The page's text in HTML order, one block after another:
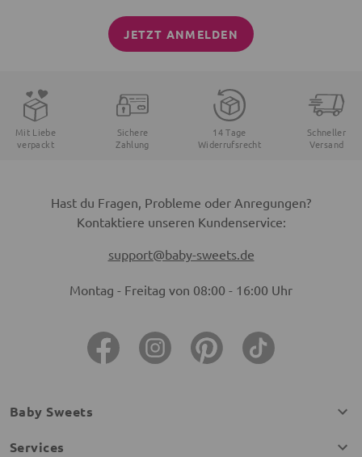
JETZT ANMELDEN
Mit Liebe
verpackt
Sichere
Zahlung
14 Tage
Widerrufsrecht
Schneller
Versand
Hast du Fragen, Probleme oder Anregungen?
Kontaktiere unseren Kundenservice:
support@baby-sweets.de
Montag - Freitag von 08:00 - 16:00 Uhr
Baby Sweets
Services